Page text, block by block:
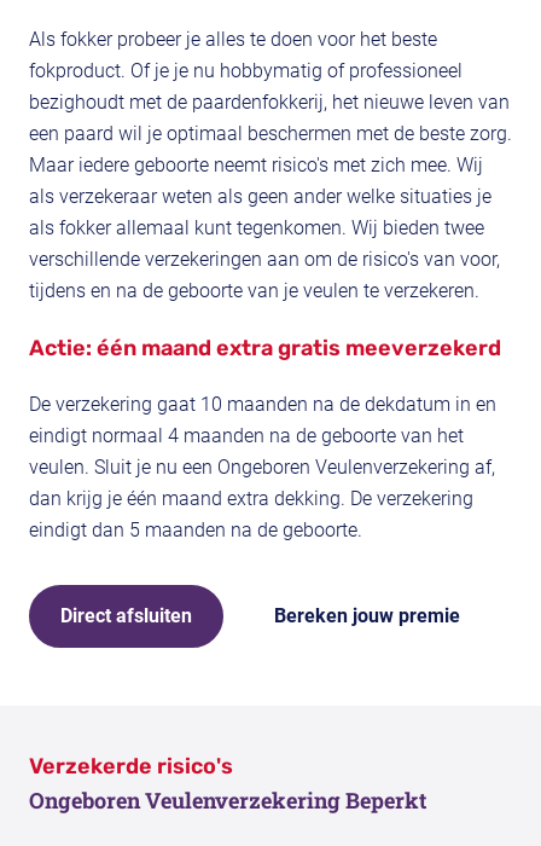
Als fokker probeer je alles te doen voor het beste
fokproduct. Of je je nu hobbymatig of professioneel
bezighoudt met de paardenfokkerij, het nieuwe leven van
een paard wil je optimaal beschermen met de beste zorg.
Maar iedere geboorte neemt risico's met zich mee. Wij
als verzekeraar weten als geen ander welke situaties je
als fokker allemaal kunt tegenkomen. Wij bieden twee
verschillende verzekeringen aan om de risico's van voor,
tijdens en na de geboorte van je veulen te verzekeren.
Actie: één maand extra gratis meeverzekerd
De verzekering gaat 10 maanden na de dekdatum in en
eindigt normaal 4 maanden na de geboorte van het
veulen. Sluit je nu een Ongeboren Veulenverzekering af,
dan krijg je één maand extra dekking. De verzekering
eindigt dan 5 maanden na de geboorte.
Direct afsluiten Bereken jouw premie
Verzekerde risico's
Ongeboren Veulenverzekering Beperkt